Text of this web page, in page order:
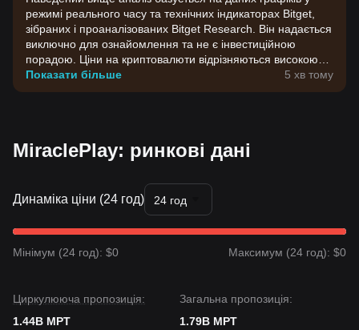
режимі реального часу та технічних індикаторах Bitget,
зібраних і проаналізованих Bitget Research. Він надається
виключно для ознайомлення та не є інвестиційною
порадою. Ціни на криптовалюти відрізняються високою
волатильністю. Приймайте інвестиційні рішення,
враховуючи власну готовність до ризику.
Показати більше 5 хв тому
MiraclePlay: ринкові дані
Динаміка ціни (24 год) 24 год
Мінімум (24 год): $0 Максимум (24 год): $0
Циркулююча пропозиція:
1.44B MPT
Загальна пропозиція:
1.79B MPT